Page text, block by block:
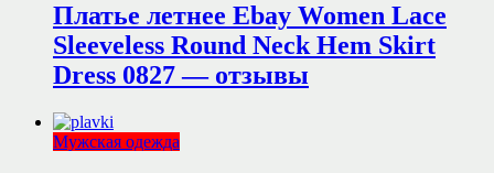
Платье летнее Ebay Women Lace
Sleeveless Round Neck Hem Skirt
Dress 0827 — отзывы
Мужская одежда